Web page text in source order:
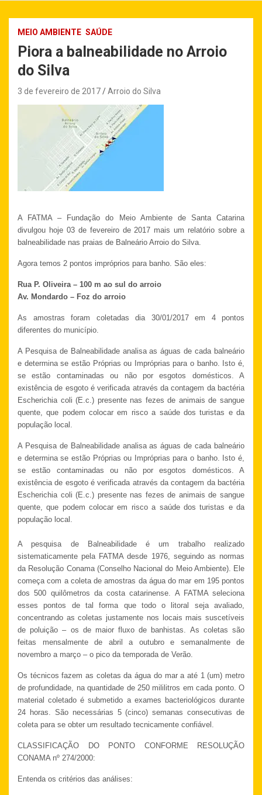
MEIO AMBIENTE SAÚDE
Piora a balneabilidade no Arroio
do Silva
3 de fevereiro de 2017 Arroio do Silva
A FATMA – Fundação do Meio Ambiente de Santa Catarina
divulgou hoje 03 de fevereiro de 2017 mais um relatório sobre a
balneabilidade nas praias de Balneário Arroio do Silva.
Agora temos 2 pontos impróprios para banho. São eles:
Rua P. Oliveira – 100 m ao sul do arroio
Av. Mondardo – Foz do arroio
As amostras foram coletadas dia 30/01/2017 em 4 pontos
diferentes do município.
A Pesquisa de Balneabilidade analisa as águas de cada balneário
e determina se estão Próprias ou Impróprias para o banho. Isto é,
se estão contaminadas ou não por esgotos domésticos. A
existência de esgoto é verificada através da contagem da bactéria
Escherichia coli (E.c.) presente nas fezes de animais de sangue
quente, que podem colocar em risco a saúde dos turistas e da
população local.
A Pesquisa de Balneabilidade analisa as águas de cada balneário
e determina se estão Próprias ou Impróprias para o banho. Isto é,
se estão contaminadas ou não por esgotos domésticos. A
existência de esgoto é verificada através da contagem da bactéria
Escherichia coli (E.c.) presente nas fezes de animais de sangue
quente, que podem colocar em risco a saúde dos turistas e da
população local.
A pesquisa de Balneabilidade é um trabalho realizado
sistematicamente pela FATMA desde 1976, seguindo as normas
da Resolução Conama (Conselho Nacional do Meio Ambiente). Ele
começa com a coleta de amostras da água do mar em 195 pontos
dos 500 quilômetros da costa catarinense. A FATMA seleciona
esses pontos de tal forma que todo o litoral seja avaliado,
concentrando as coletas justamente nos locais mais suscetíveis
de poluição – os de maior fluxo de banhistas. As coletas são
feitas mensalmente de abril a outubro e semanalmente de
novembro a março – o pico da temporada de Verão.
Os técnicos fazem as coletas da água do mar a até 1 (um) metro
de profundidade, na quantidade de 250 mililitros em cada ponto. O
material coletado é submetido a exames bacteriológicos durante
24 horas. São necessárias 5 (cinco) semanas consecutivas de
coleta para se obter um resultado tecnicamente confiável.
CLASSIFICAÇÃO DO PONTO CONFORME RESOLUÇÃO
CONAMA nº 274/2000:
Entenda os critérios das análises: